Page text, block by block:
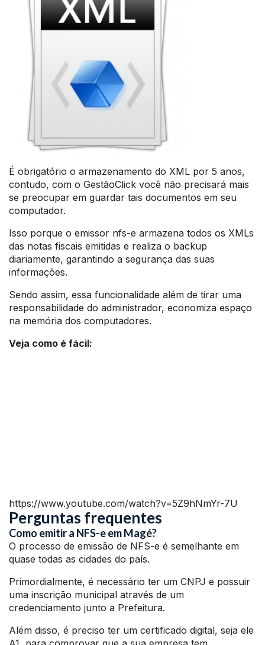
É obrigatório o armazenamento do XML por 5 anos,
contudo, com o GestãoClick você não precisará mais
se preocupar em guardar tais documentos em seu
computador.
Isso porque o emissor nfs-e armazena todos os XMLs
das notas fiscais emitidas e realiza o backup
diariamente, garantindo a segurança das suas
informações.
Sendo assim, essa funcionalidade além de tirar uma
responsabilidade do administrador, economiza espaço
na memória dos computadores.
Veja como é fácil:
https://www.youtube.com/watch?v=5Z9hNmYr-7U
Perguntas frequentes
Como emitir a NFS-e em Magé?
O processo de emissão de NFS-e é semelhante em
quase todas as cidades do país.
Primordialmente, é necessário ter um CNPJ e possuir
uma inscrição municipal através de um
credenciamento junto a Prefeitura.
Além disso, é preciso ter um certificado digital, seja ele